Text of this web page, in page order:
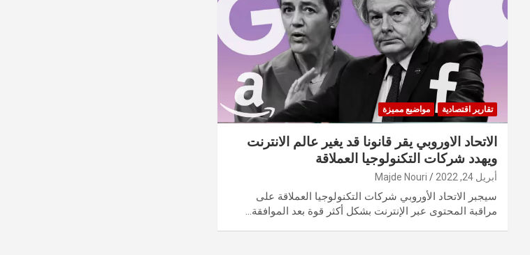
تقارير اقتصادية مواضيع مميزة
الاتحاد الاوروبي يقر قانونا قد يغير عالم الانترنت
ويهدد شركات التكنولوجيا العملاقة
أبريل 24, 2022 Majde Nouri
سيجبر الاتحاد الأوروبي شركات التكنولوجيا العملاقة على
مراقبة المحتوى عبر الإنترنت بشكل أكثر قوة بعد الموافقة…